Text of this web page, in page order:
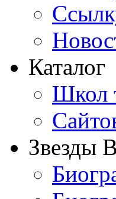
Каталог
Школ
Звезды